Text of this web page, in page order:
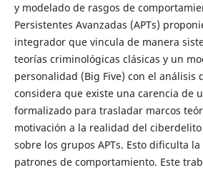
y modelado de rasgos de
Persistentes Avanzadas (APTs)
integrador que vincula de manera
teorías criminológicas clásicas y un
personalidad (Big Five) con el análisis
considera que existe una carencia de
formalizado para trasladar marcos
motivación a la realidad del
sobre los grupos APTs. Esto dificulta
patrones de comportamiento. Este